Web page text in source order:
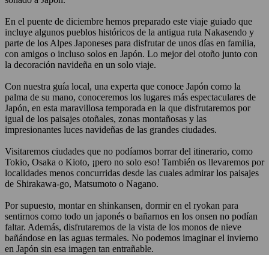
En el puente de diciembre hemos preparado este viaje guiado que
incluye algunos pueblos históricos de la antigua ruta Nakasendo y
parte de los Alpes Japoneses para disfrutar de unos días en familia,
con amigos o incluso solos en Japón. Lo mejor del otoño junto con
la decoración navideña en un solo viaje.
Con nuestra guía local, una experta que conoce Japón como la
palma de su mano, conoceremos los lugares más espectaculares de
Japón, en esta maravillosa temporada en la que disfrutaremos por
igual de los paisajes otoñales, zonas montañosas y las
impresionantes luces navideñas de las grandes ciudades.
Visitaremos ciudades que no podíamos borrar del itinerario, como
Tokio, Osaka o Kioto, ¡pero no solo eso! También os llevaremos por
localidades menos concurridas desde las cuales admirar los paisajes
de Shirakawa-go, Matsumoto o Nagano.
Por supuesto, montar en shinkansen, dormir en el ryokan para
sentirnos como todo un japonés o bañarnos en los onsen no podían
faltar. Además, disfrutaremos de la vista de los monos de nieve
bañándose en las aguas termales. No podemos imaginar el invierno
en Japón sin esa imagen tan entrañable.